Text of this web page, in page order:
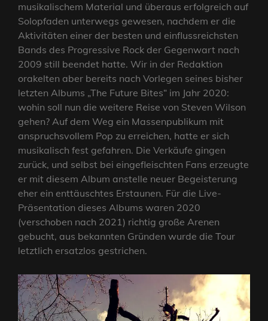
musikalischem Material und überaus erfolgreich auf
Solopfaden unterwegs gewesen, nachdem er die
Aktivitäten einer der besten und einflussreichsten
Bands des Progressive Rock der Gegenwart nach
2009 still beendet hatte. Wir in der Redaktion
orakelten aber bereits nach Vorlegen seines bisher
letzten Albums „The Future Bites“ im Jahr 2020:
wohin soll nun die weitere Reise von Steven Wilson
gehen? Auf dem Weg ein Massenpublikum mit
anspruchsvollem Pop zu erreichen, hatte er sich
musikalisch fest gefahren. Die Verkäufe gingen
zurück, und selbst bei eingefleischten Fans erzeugte
er mit diesem Album anstelle neuer Begeisterung
eher ein enttäuschtes Erstaunen. Für die Live-
Präsentation dieses Albums waren 2020
(verschoben nach 2021) richtig große Arenen
gebucht, aus bekannten Gründen wurde die Tour
letztlich ersatzlos gestrichen.